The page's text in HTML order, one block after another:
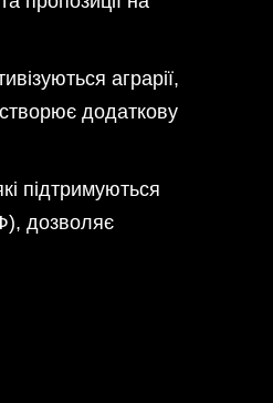
аграрії,
додаткову
підтримуються
дозволяє